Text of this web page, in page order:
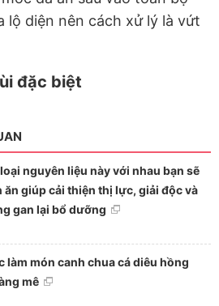
lộ diện nên cách xử lý là vứt
đặc biệt
nguyên liệu này với nhau bạn sẽ
ăn giúp cải thiện thị lực, giải độc và
gan lại bổ dưỡng
làm món canh chua cá diêu hồng
mê